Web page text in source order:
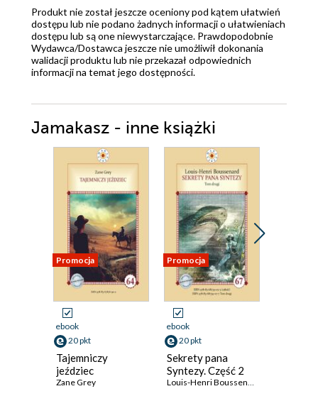
Produkt nie został jeszcze oceniony pod kątem ułatwień
dostępu lub nie podano żadnych informacji o ułatwieniach
dostępu lub są one niewystarczające. Prawdopodobnie
Wydawca/Dostawca jeszcze nie umożliwił dokonania
walidacji produktu lub nie przekazał odpowiednich
informacji na temat jego dostępności.
Jamakasz - inne książki
Promocja
ebook
20 pkt
Tajemniczy
jeździec
Zane Grey
Promocja
ebook
20 pkt
Sekrety pana
Syntezy. Część 2
Louis-Henri Boussenard